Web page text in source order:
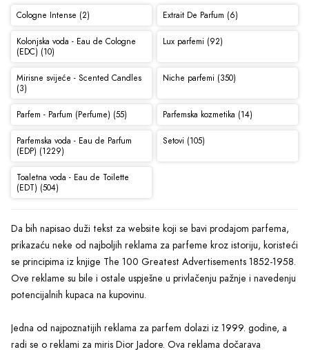
Cologne Intense (2) Extrait De Parfum (6)
Kolonjska voda - Eau de Cologne
(EDC) (10)
Lux parfemi (92)
Mirisne svijeće - Scented Candles
(3)
Niche parfemi (350)
Parfem - Parfum (Perfume) (55) Parfemska kozmetika (14)
Parfemska voda - Eau de Parfum
(EDP) (1229)
Setovi (105)
Toaletna voda - Eau de Toilette
(EDT) (504)
Da bih napisao duži tekst za website koji se bavi prodajom parfema,
prikazaću neke od najboljih reklama za parfeme kroz istoriju, koristeći
se principima iz knjige The 100 Greatest Advertisements 1852-1958.
Ove reklame su bile i ostale uspješne u privlačenju pažnje i navedenju
potencijalnih kupaca na kupovinu.
Jedna od najpoznatijih reklama za parfem dolazi iz 1999. godine, a
radi se o reklami za miris Dior Jadore. Ova reklama dočarava